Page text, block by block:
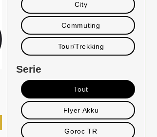
City
Commuting
Tour/Trekking
Serie
Tout
Flyer Akku
Goroc TR